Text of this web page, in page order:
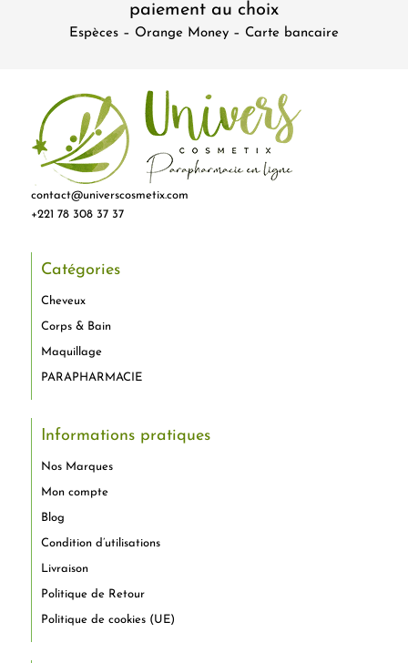
paiement au choix
Espèces – Orange Money – Carte bancaire
contact@universcosmetix.com
+221 78 308 37 37
Catégories
Cheveux
Corps & Bain
Maquillage
PARAPHARMACIE
Informations pratiques
Nos Marques
Mon compte
Blog
Condition d’utilisations
Livraison
Politique de Retour
Politique de cookies (UE)